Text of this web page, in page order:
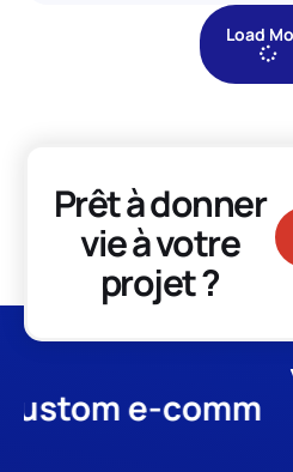
Load
Prêt à donner
vie à votre
projet ?
e-commerce